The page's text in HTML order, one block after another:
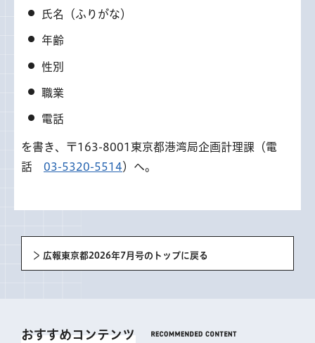
氏名（ふりがな）
年齢
性別
職業
電話
を書き、〒163-8001東京都港湾局企画計理課（電
話 03-5320-5514）へ。
広報東京都2026年7月号のトップに戻る
おすすめコンテンツ